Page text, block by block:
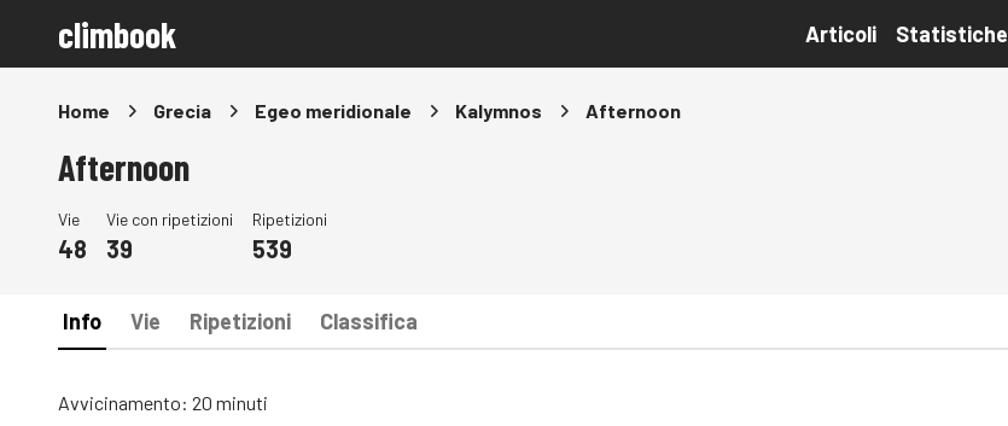
climbook Articoli Statistiche
Home Grecia Egeo meridionale Kalymnos Afternoon
Afternoon
Vie
48
Vie con ripetizioni
39
Ripetizioni
539
Info Vie Ripetizioni Classifica
Avvicinamento: 20 minuti